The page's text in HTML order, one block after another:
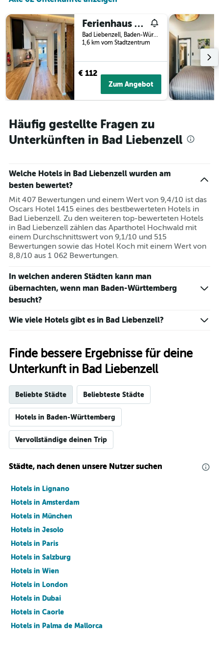
X-
Achse,
die
die
Wochentage
anzeigt.
Das
Diagramm
hat
1
Y-
den
durchschnittlichen
Zimmerpreis
Ferienhaus Fuchseck
Bad Liebenzell, Baden-Württemberg, Deutschland
1,6 km vom Stadtzentrum
€ 112
Zum Angebot
Häufig gestellte Fragen zu
Unterkünften in Bad Liebenzell
Welche Hotels in Bad Liebenzell wurden am
besten bewertet?
Mit 407 Bewertungen und einem Wert von 9,4/10 ist das
Oscars Hotel 1415 eines des bestbewerteten Hotels in
Bad Liebenzell. Zu den weiteren top-bewerteten Hotels
in Bad Liebenzell zählen das Aparthotel Hochwald mit
einem Durchschnittswert von 9,1/10 und 515
Bewertungen sowie das Hotel Koch mit einem Wert von
8,8/10 aus 1 062 Bewertungen.
In welchen anderen Städten kann man
übernachten, wenn man Baden-Württemberg
besucht?
Wie viele Hotels gibt es in Bad Liebenzell?
Finde bessere Ergebnisse für deine
Unterkunft in Bad Liebenzell
Beliebte Städte Beliebteste Städte
Hotels in Baden-Württemberg
Vervollständige deinen Trip
Städte, nach denen unsere Nutzer suchen
Hotels in Lignano
Hotels in Amsterdam
Hotels in München
Hotels in Jesolo
Hotels in Paris
Hotels in Salzburg
Hotels in Wien
Hotels in London
Hotels in Dubai
Hotels in Caorle
Hotels in Palma de Mallorca